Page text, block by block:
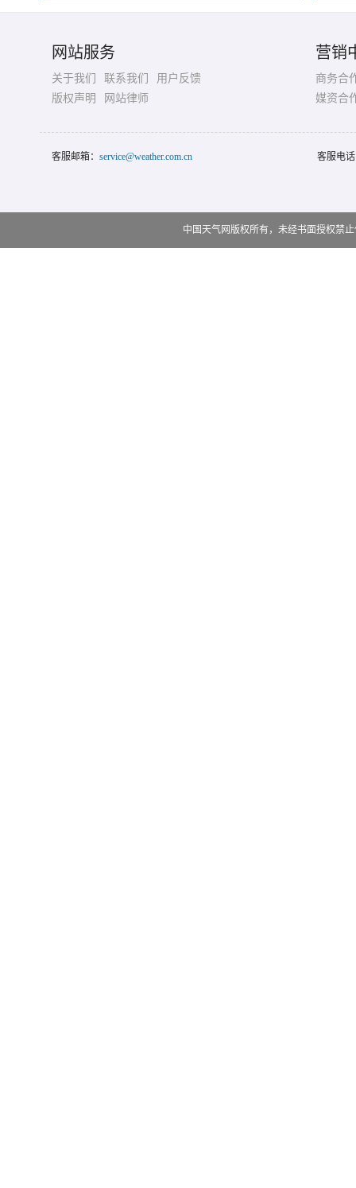
网站服务
关于我们 联系我们
用户反馈
版权声明
网站律师
营销
商务合
媒资合
客服邮箱： service@weather.com.cn 客服电
中国天气网版权所有，未经书面授权